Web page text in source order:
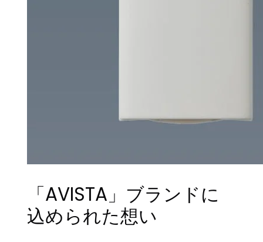
「AVISTA」ブランドに
込められた想い